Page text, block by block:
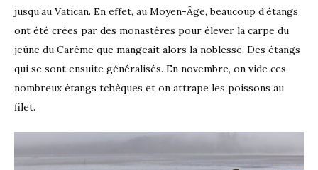
jusqu’au Vatican. En effet, au Moyen-Âge, beaucoup d’étangs
ont été crées par des monastères pour élever la carpe du
jeûne du Carême que mangeait alors la noblesse. Des étangs
qui se sont ensuite généralisés. En novembre, on vide ces
nombreux étangs tchèques et on attrape les poissons au
filet.